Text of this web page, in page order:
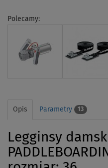
Polecamy:
Opis Parametry 13
Legginsy